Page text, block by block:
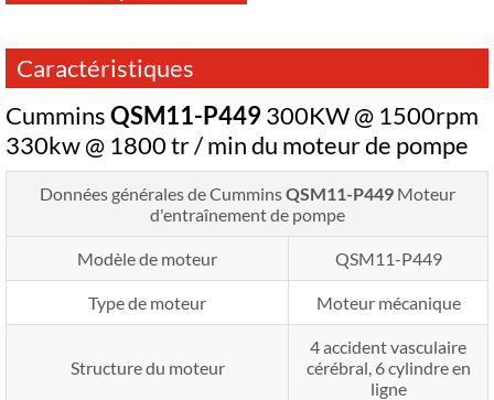
Caractéristiques
CumminsQSM11-P449300KW @ 1500rpm
330kw @ 1800 tr / min du moteur de pompe
Données générales de CumminsQSM11-P449Moteur
d'entraînement de pompe
Modèle de moteur QSM11-P449
Type de moteur Moteur mécanique
Structure du moteur
4 accident vasculaire
cérébral, 6 cylindre en
ligne